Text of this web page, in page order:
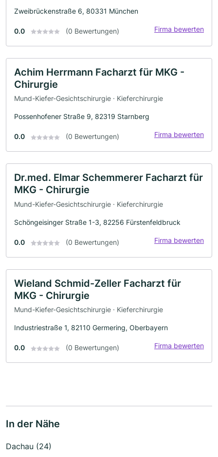
Zweibrückenstraße 6, 80331 München
0.0 (0 Bewertungen) Firma bewerten
Achim Herrmann Facharzt für MKG -
Chirurgie
Mund-Kiefer-Gesichtschirurgie · Kieferchirurgie
Possenhofener Straße 9, 82319 Starnberg
0.0 (0 Bewertungen) Firma bewerten
Dr.med. Elmar Schemmerer Facharzt für
MKG - Chirurgie
Mund-Kiefer-Gesichtschirurgie · Kieferchirurgie
Schöngeisinger Straße 1-3, 82256 Fürstenfeldbruck
0.0 (0 Bewertungen) Firma bewerten
Wieland Schmid-Zeller Facharzt für
MKG - Chirurgie
Mund-Kiefer-Gesichtschirurgie · Kieferchirurgie
Industriestraße 1, 82110 Germering, Oberbayern
0.0 (0 Bewertungen) Firma bewerten
In der Nähe
Dachau (24)